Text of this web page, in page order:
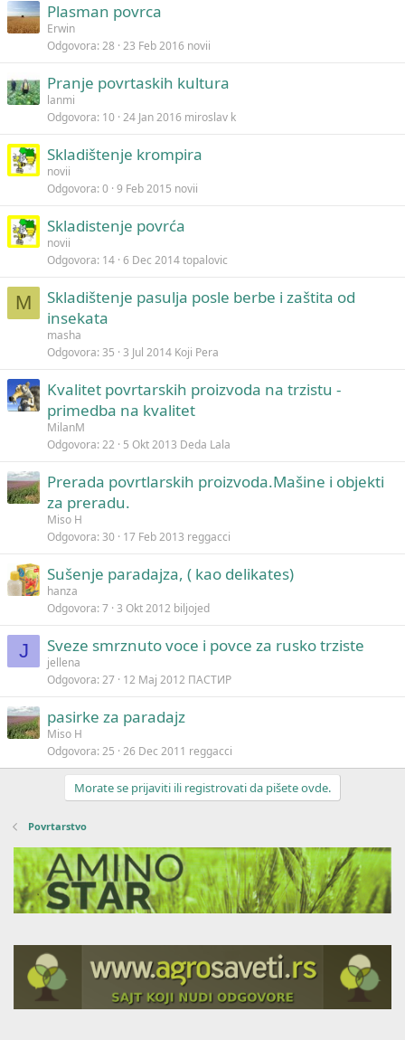
Plasman povrca
Erwin
Odgovora 28 23 Feb 2016 novii
Pranje povrtaskih kultura
lanmi
Odgovora 10 24 Jan 2016 miroslav k
Skladištenje krompira
novii
Odgovora 0 9 Feb 2015 novii
Skladistenje povrća
novii
Odgovora 14 6 Dec 2014topalovic
M
Skladištenje pasulja posle berbe i zaštita od
insekata
masha
Odgovora 35 3 Jul 2014 Koji Pera
Kvalitet povrtarskih proizvoda na trzistu -
primedba na kvalitet
MilanM
Odgovora 22 5 Okt 2013 Deda Lala
Prerada povrtlarskih proizvoda.Mašine i objekti
za preradu.
Miso H
Odgovora 30 17 Feb 2013 reggacci
Sušenje paradajza, ( kao delikates)
hanza
Odgovora 7 3 Okt 2012 biljojed
J Sveze smrznuto voce i povce za rusko trziste
jellena
Odgovora 27 12 Maj 2012 ПАСТИР
pasirke za paradajz
Miso H
Odgovora 25 26 Dec 2011 reggacci
Morate se prijaviti ili registrovati da pišete ovde.
Povrtarstvo